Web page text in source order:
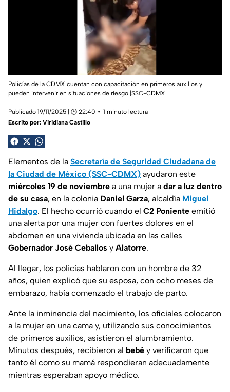
Policías de la CDMX cuentan con capacitación en primeros auxilios y
pueden intervenir en situaciones de riesgo.|SSC-CDMX
Publicado 19/11/2025 | 🕑 22:40
1 minuto lectura
Escrito por: Viridiana Castillo
Elementos de la Secretaría de Seguridad Ciudadana de
la Ciudad de México (SSC-CDMX) ayudaron este
miércoles 19 de noviembre a una mujer a dar a luz dentro
de su casa, en la colonia Daniel Garza, alcaldía Miguel
Hidalgo. El hecho ocurrió cuando el C2 Poniente emitió
una alerta por una mujer con fuertes dolores en el
abdomen en una vivienda ubicada en las calles
Gobernador José Ceballos y Alatorre.
Al llegar, los policías hablaron con un hombre de 32
años, quien explicó que su esposa, con ocho meses de
embarazo, había comenzado el trabajo de parto.
Ante la inminencia del nacimiento, los oficiales colocaron
a la mujer en una cama y, utilizando sus conocimientos
de primeros auxilios, asistieron el alumbramiento.
Minutos después, recibieron al bebé y verificaron que
tanto él como su mamá respondieran adecuadamente
mientras esperaban apoyo médico.